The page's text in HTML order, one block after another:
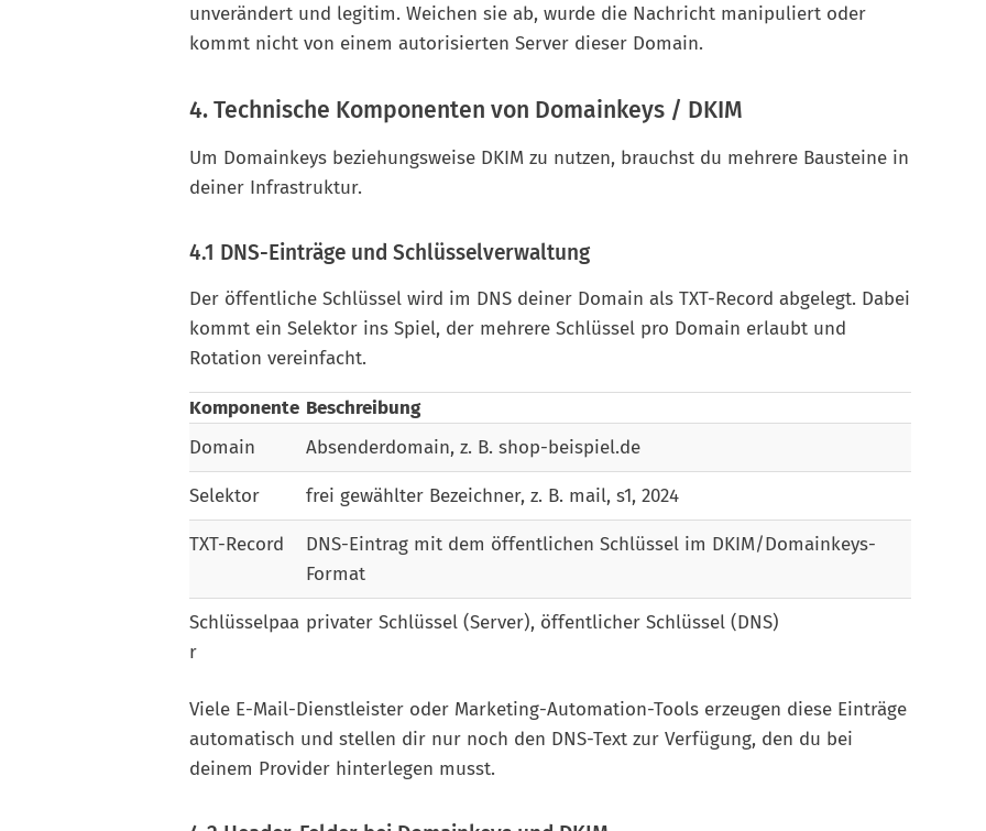
unverändert und legitim. Weichen sie ab, wurde die Nachricht manipuliert oder
kommt nicht von einem autorisierten Server dieser Domain.
4. Technische Komponenten von Domainkeys / DKIM
Um Domainkeys beziehungsweise DKIM zu nutzen, brauchst du mehrere Bausteine in
deiner Infrastruktur.
4.1 DNS-Einträge und Schlüsselverwaltung
Der öffentliche Schlüssel wird im DNS deiner Domain als TXT-Record abgelegt. Dabei
kommt ein Selektor ins Spiel, der mehrere Schlüssel pro Domain erlaubt und
Rotation vereinfacht.
Komponente Beschreibung
Domain
Absenderdomain, z. B. shop-beispiel.de
Selektor frei gewählter Bezeichner, z. B. mail, s1, 2024
TXT-Record
DNS-Eintrag mit dem öffentlichen Schlüssel im DKIM/Domainkeys-
Format
Schlüsselpaa
r
privater Schlüssel (Server), öffentlicher Schlüssel (DNS)
Viele E-Mail-Dienstleister oder Marketing-Automation-Tools erzeugen diese Einträge
automatisch und stellen dir nur noch den DNS-Text zur Verfügung, den du bei
deinem Provider hinterlegen musst.